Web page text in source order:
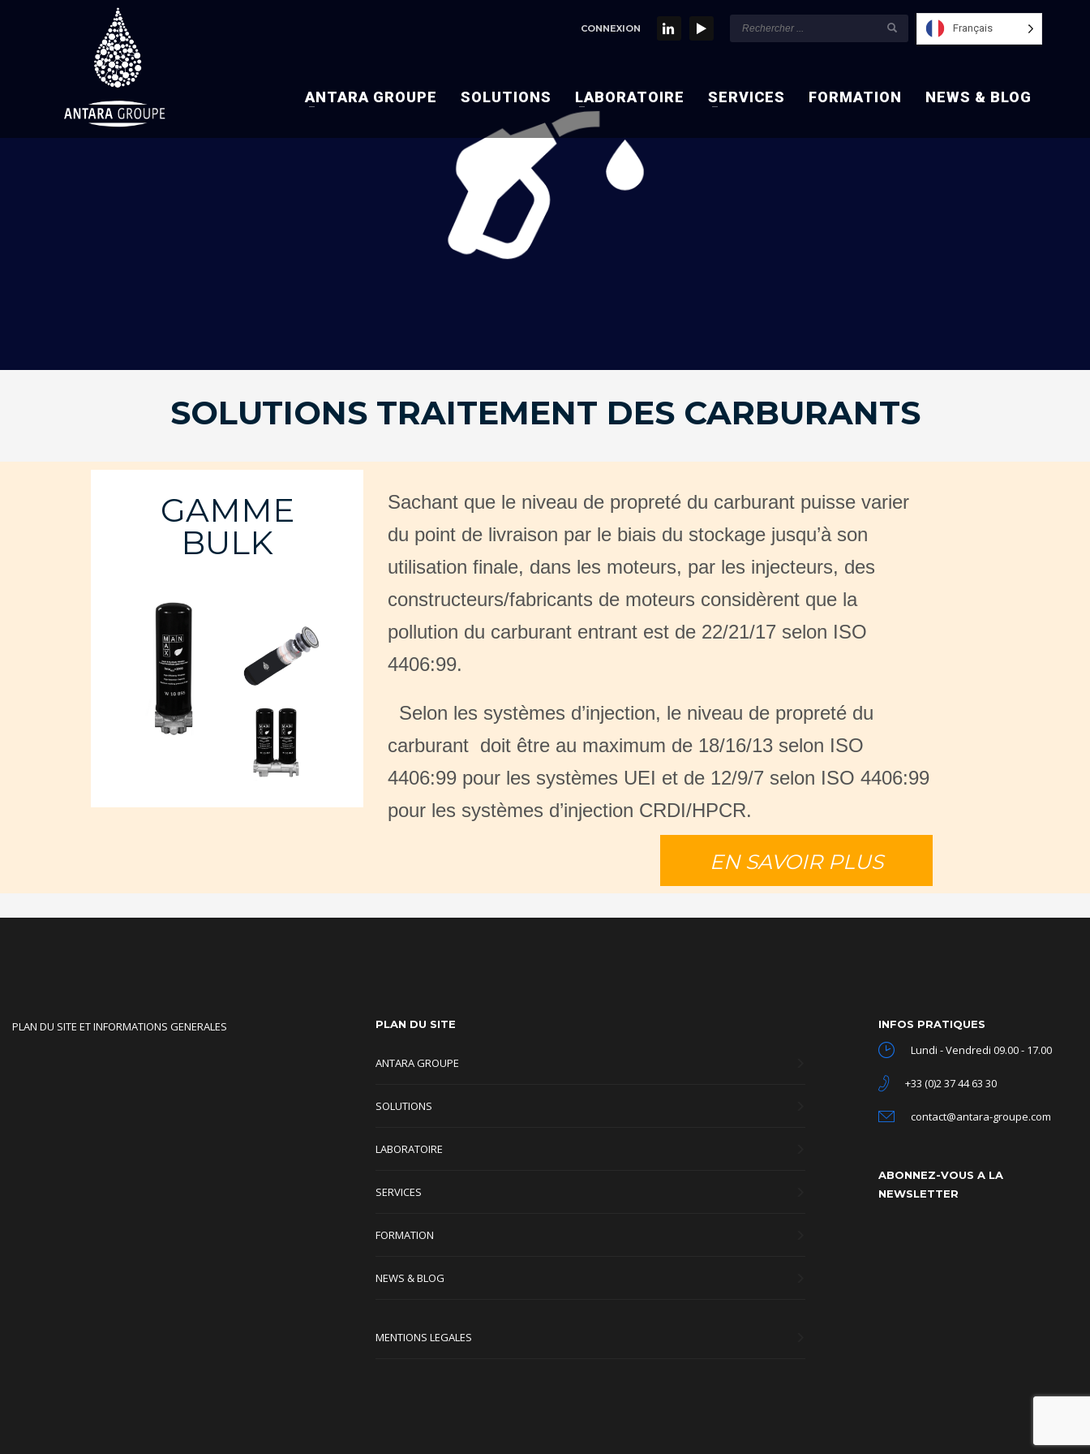
CONNEXION Français
ANTARA GROUPE SOLUTIONS LABORATOIRE SERVICES FORMATION NEWS & BLOG
SOLUTIONS TRAITEMENT DES CARBURANTS
GAMME
BULK
Sachant que le niveau de propreté du carburant puisse varier
du point de livraison par le biais du stockage jusqu’à son
utilisation finale, dans les moteurs, par les injecteurs, des
constructeurs/fabricants de moteurs considèrent que la
pollution du carburant entrant est de 22/21/17 selon ISO
4406:99.
Selon les systèmes d’injection, le niveau de propreté du
carburant doit être au maximum de 18/16/13 selon ISO
4406:99 pour les systèmes UEI et de 12/9/7 selon ISO 4406:99
pour les systèmes d’injection CRDI/HPCR.
EN SAVOIR PLUS
PLAN DU SITE ET INFORMATIONS GENERALES PLAN DU SITE
ANTARA GROUPE
SOLUTIONS
LABORATOIRE
SERVICES
FORMATION
NEWS & BLOG
MENTIONS LEGALES
INFOS PRATIQUES
Lundi - Vendredi 09.00 - 17.00
+33 (0)2 37 44 63 30
contact@antara-groupe.com
ABONNEZ-VOUS A LA
NEWSLETTER